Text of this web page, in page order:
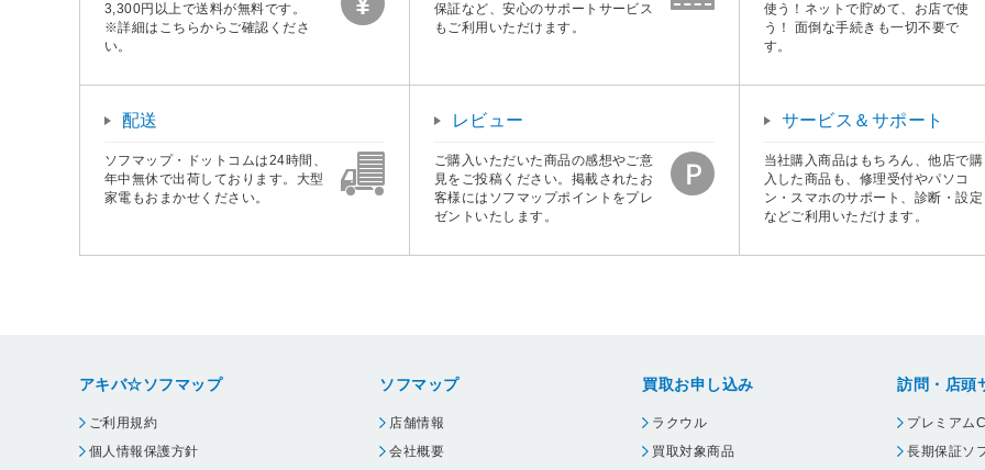
3,300円以上で送料が無料です。
※詳細はこちらからご確認くださ
い。
保証など、安心のサポートサービス
もご利用いただけます。
使う！ネットで貯めて、お店で使
う！ 面倒な手続きも一切不要で
す。
配送
ソフマップ・ドットコムは24時間、
年中無休で出荷しております。大型
家電もおまかせください。
レビュー
ご購入いただいた商品の感想やご意
見をご投稿ください。掲載されたお
客様にはソフマップポイントをプレ
ゼントいたします。
サービス＆サポート
当社購入商品はもちろん、他店で購
入した商品も、修理受付やパソコ
ン・スマホのサポート、診断・設定
などご利用いただけます。
アキバ☆ソフマップ
ご利用規約
個人情報保護方針
ソフマップ
店舗情報
会社概要
買取お申し込み
ラクウル
買取対象商品
訪問・店頭
プレミアム
長期保証ソ